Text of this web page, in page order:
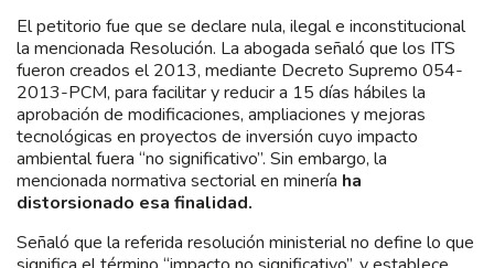
El petitorio fue que se declare nula, ilegal e inconstitucional
la mencionada Resolución. La abogada señaló que los ITS
fueron creados el 2013, mediante Decreto Supremo 054-
2013-PCM, para facilitar y reducir a 15 días hábiles la
aprobación de modificaciones, ampliaciones y mejoras
tecnológicas en proyectos de inversión cuyo impacto
ambiental fuera “no significativo”. Sin embargo, la
mencionada normativa sectorial en minería ha
distorsionado esa finalidad.
Señaló que la referida resolución ministerial no define lo que